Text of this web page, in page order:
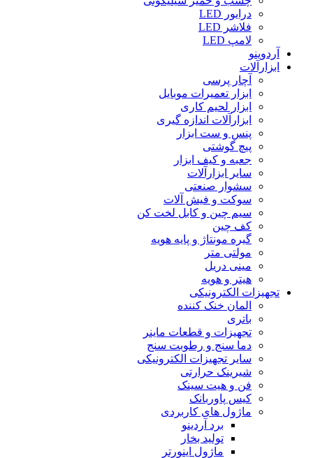
درایور LED
فلاشر LED
لامپ LED
آردوینو
ابزارآلات
آچار پرسی
ابزار تعمیرات موبایل
ابزار لحیم کاری
ابزارآلات اندازه گیری
پنس و ست ابزار
پیچ گوشتی
جعبه و کیف ابزار
سایر ابزارآلات
سشوار صنعتی
سوکت و فیش آلات
سیم چین و کابل لخت کن
کف چین
گیره مونتاژ و پایه هویه
مولتی متر
مینی دریل
هیتر و هویه
تجهیزات الکترونیکی
المان خنک کننده
باتری
تجهیزات و قطعات ماینر
دما سنج و رطوبت سنج
سایر تجهیزات الکترونیکی
شیرینک حرارتی
فن و هیت سینک
کیس پاوربانک
ماژول های کاربردی
برد آردینو
تولید بخار
ماژول اینورتر